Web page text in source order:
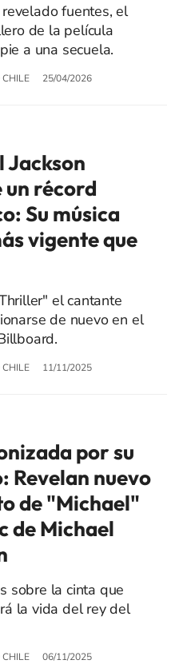
fuentes, el
de la película
a una secuela.
25/04/2026
Jackson
récord
Su música
vigente que
el cantante
de nuevo en el
11/11/2025
por su
Revelan nuevo
de "Michael"
de Michael
sobre la cinta que
la vida del rey del
06/11/2025